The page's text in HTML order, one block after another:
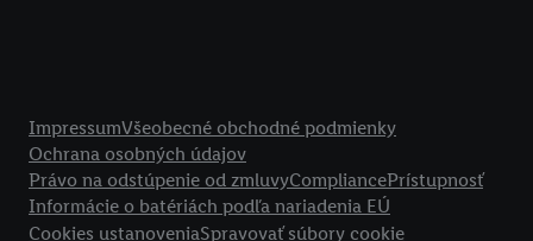
ImpressumVšeobecné obchodné podmienky
Ochrana osobných údajov
Právo na odstúpenie od zmluvyCompliancePrístupnosť
Informácie o batériách podľa nariadenia EÚ
Cookies ustanoveniaSpravovať súbory cookie